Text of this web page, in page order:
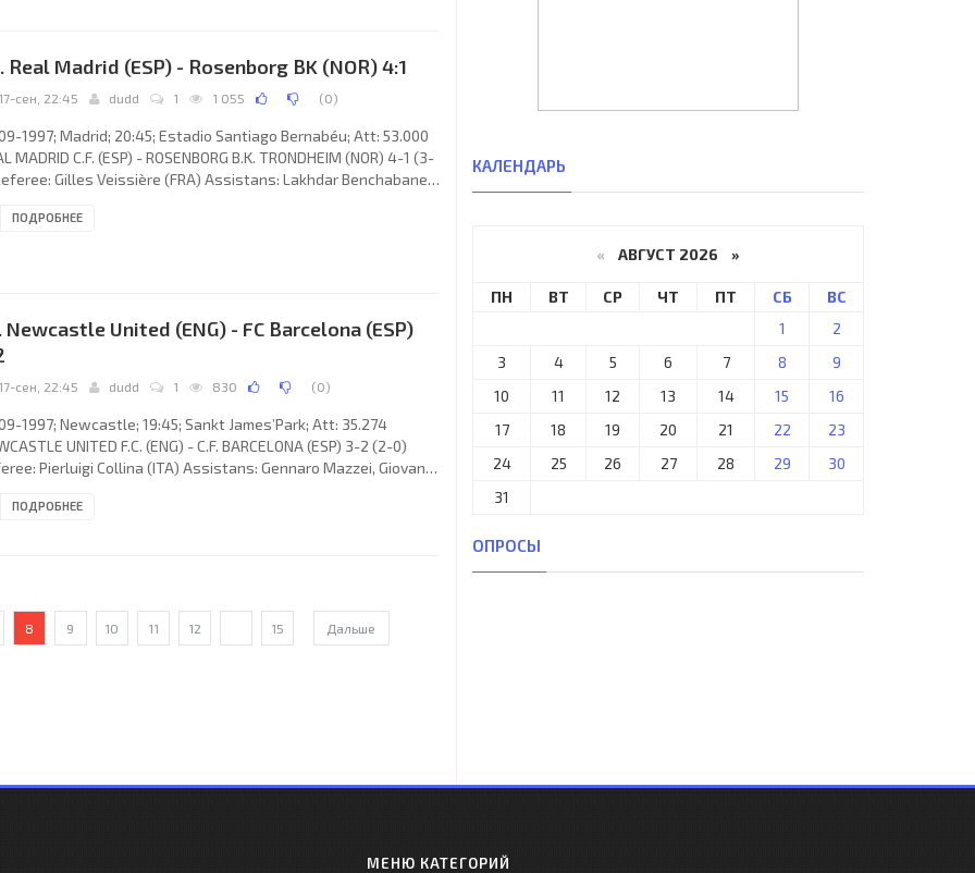
Real Madrid (ESP) - Rosenborg BK (NOR) 4:1
17-сен, 22:45 dudd 1 1 055 (0)
1997; Madrid; 20:45; Estadio Santiago Bernabéu; Att: 53.000
MADRID C.F. (ESP) - ROSENBORG B.K. TRONDHEIM (NOR) 4-1 (3-
Gilles Veissière (FRA) Assistans: Lakhdar Benchabane,
"Mini" Jakobsen 22; 2-1 José Roberto da Silva Júnior "ZÉ
ПОДРОБНЕЕ
Newcastle United (ENG) - FC Barcelona (ESP)
17-сен, 22:45 dudd 1 830 (0)
1997; Newcastle; 19:45; Sankt James’Park; Att: 35.274
UNITED F.C. (ENG) - C.F. BARCELONA (ESP) 3-2 (2-0)
Pierluigi Collina (ITA) Assistans: Gennaro Mazzei, Giovanni
22 (pen); 2-0 Faustino Hernán “Tino” ASPRILLA
ПОДРОБНЕЕ
8 9 10 11 12 15 Дальше
КАЛЕНДАРЬ
« АВГУСТ 2026 »
ПН ВТ СР ЧТ ПТ СБ
ВС
1
2
3
4 5 6 7 8
9
10
11 12 13 14 15
16
17
18 19 20 21 22
23
24
25 26 27 28 29
30
31
ОПРОСЫ
МЕНЮ КАТЕГОРИЙ